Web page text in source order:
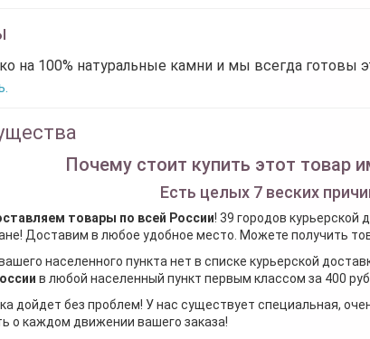
на 100% натуральные камни и мы всегда готовы
Почему стоит купить этот товар
Есть целых 7 веских
товары по всей России! 39 городов курьерской
Доставим в любое удобное место. Можете получить
населенного пункта нет в списке курьерской
в любой населенный пункт первым классом за 400 руб.
дойдет без проблем! У нас существует специальная,
о каждом движении вашего заказа!